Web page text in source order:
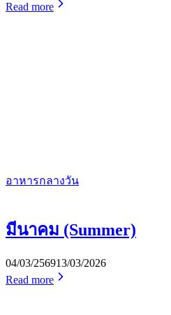
Read more
อาหารกลางวัน
มีนาคม (Summer)
04/03/256913/03/2026
Read more